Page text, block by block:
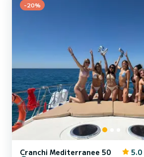
-20%
Cranchi Mediterranee 50 5.0